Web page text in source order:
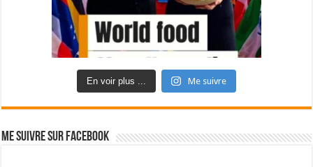
En voir plus ... Me suivre
Me suivre sur Facebook